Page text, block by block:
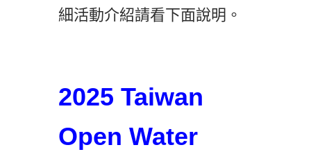
細活動介紹請看下面說明。
2025 Taiwan
Open Water